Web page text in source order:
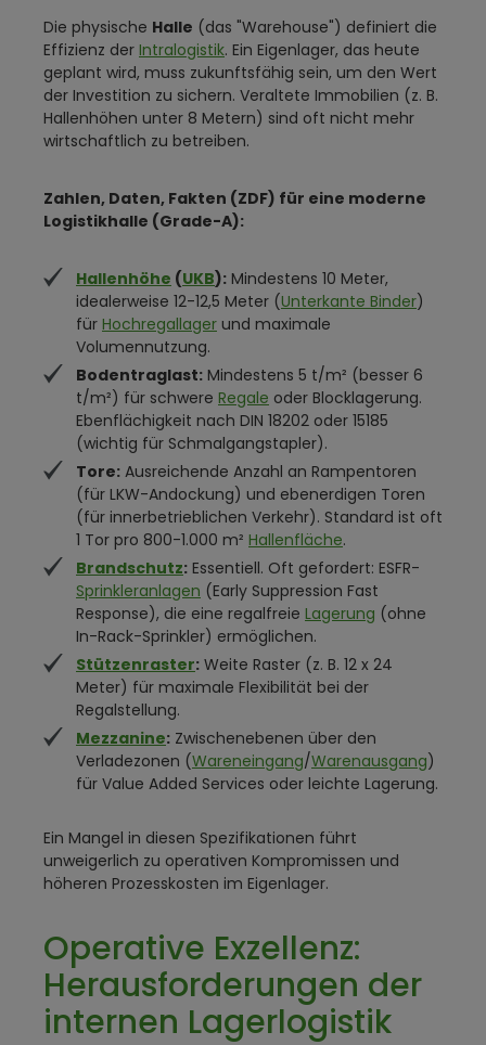
Die physische Halle (das "Warehouse") definiert die
Effizienz der Intralogistik. Ein Eigenlager, das heute
geplant wird, muss zukunftsfähig sein, um den Wert
der Investition zu sichern. Veraltete Immobilien (z. B.
Hallenhöhen unter 8 Metern) sind oft nicht mehr
wirtschaftlich zu betreiben.
Zahlen, Daten, Fakten (ZDF) für eine moderne
Logistikhalle (Grade-A):
Hallenhöhe (UKB): Mindestens 10 Meter,
idealerweise 12-12,5 Meter (Unterkante Binder)
für Hochregallager und maximale
Volumennutzung.
Bodentraglast: Mindestens 5 t/m² (besser 6
t/m²) für schwere Regale oder Blocklagerung.
Ebenflächigkeit nach DIN 18202 oder 15185
(wichtig für Schmalgangstapler).
Tore: Ausreichende Anzahl an Rampentoren
(für LKW-Andockung) und ebenerdigen Toren
(für innerbetrieblichen Verkehr). Standard ist oft
1 Tor pro 800-1.000 m² Hallenfläche.
Brandschutz: Essentiell. Oft gefordert: ESFR-
Sprinkleranlagen (Early Suppression Fast
Response), die eine regalfreie Lagerung (ohne
In-Rack-Sprinkler) ermöglichen.
Stützenraster: Weite Raster (z. B. 12 x 24
Meter) für maximale Flexibilität bei der
Regalstellung.
Mezzanine: Zwischenebenen über den
Verladezonen (Wareneingang/Warenausgang)
für Value Added Services oder leichte Lagerung.
Ein Mangel in diesen Spezifikationen führt
unweigerlich zu operativen Kompromissen und
höheren Prozesskosten im Eigenlager.
Operative Exzellenz:
Herausforderungen der
internen Lagerlogistik